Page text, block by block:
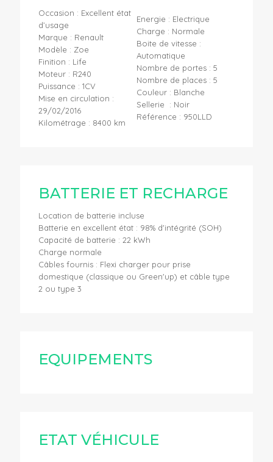
Occasion : Excellent état
d’usage
Marque : Renault
Modèle : Zoe
Finition : Life
Moteur : R240
Puissance : 1CV
Mise en circulation :
29/02/2016
Kilométrage : 8400 km
Energie : Electrique
Charge : Normale
Boite de vitesse :
Automatique
Nombre de portes : 5
Nombre de places : 5
Couleur : Blanche
Sellerie : Noir
Référence : 950LLD
BATTERIE ET RECHARGE
Location de batterie incluse
Batterie en excellent état : 98% d'intégrité (SOH)
Capacité de batterie : 22 kWh
Charge normale
Câbles fournis : Flexi charger pour prise
domestique (classique ou Green'up) et câble type
2 ou type 3
EQUIPEMENTS
ETAT VÉHICULE